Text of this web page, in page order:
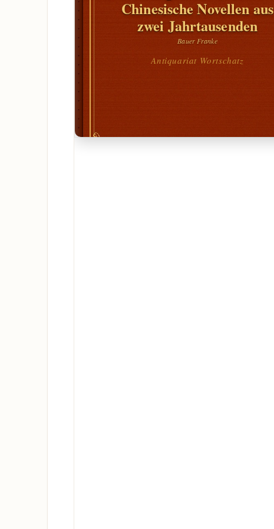
Chinesische Novellen aus
zwei Jahrtausenden
Bauer Franke
Antiquariat Wortschatz